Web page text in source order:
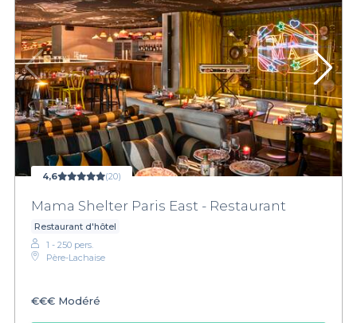
4,6 (20)
Mama Shelter Paris East - Restaurant
Restaurant d'hôtel
1 - 250 pers.
Père-Lachaise
€€€ Modéré